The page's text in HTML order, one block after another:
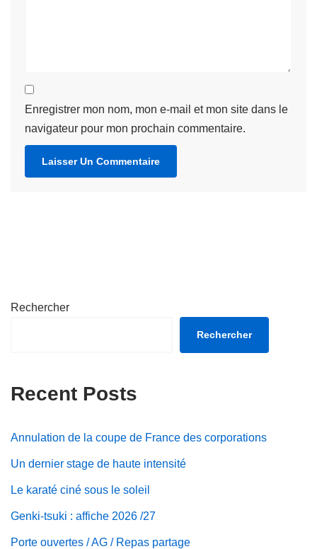
Enregistrer mon nom, mon e-mail et mon site dans le
navigateur pour mon prochain commentaire.
Rechercher
Rechercher
Recent Posts
Annulation de la coupe de France des corporations
Un dernier stage de haute intensité
Le karaté ciné sous le soleil
Genki-tsuki : affiche 2026 /27
Porte ouvertes / AG / Repas partage